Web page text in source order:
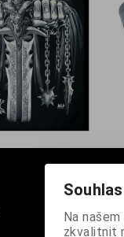
Na
zkvalitnit